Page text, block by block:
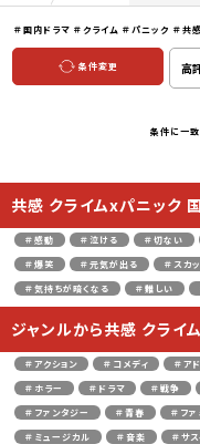
＃国内ドラマ ＃クライム ＃パニック ＃共感
条件変更
条件に一致
共感 クライムxパニック
＃感動 ＃泣ける ＃切ない
＃爆笑
＃元気が出る ＃スカ
＃気持ちが暗くなる
＃難しい
ジャンルから共感 クライ
＃アクション ＃コメディ ＃ア
＃ホラー
＃ドラマ ＃戦争
＃ファンタジー
＃青春 ＃ファ
＃ミュージカル
＃音楽 ＃サ